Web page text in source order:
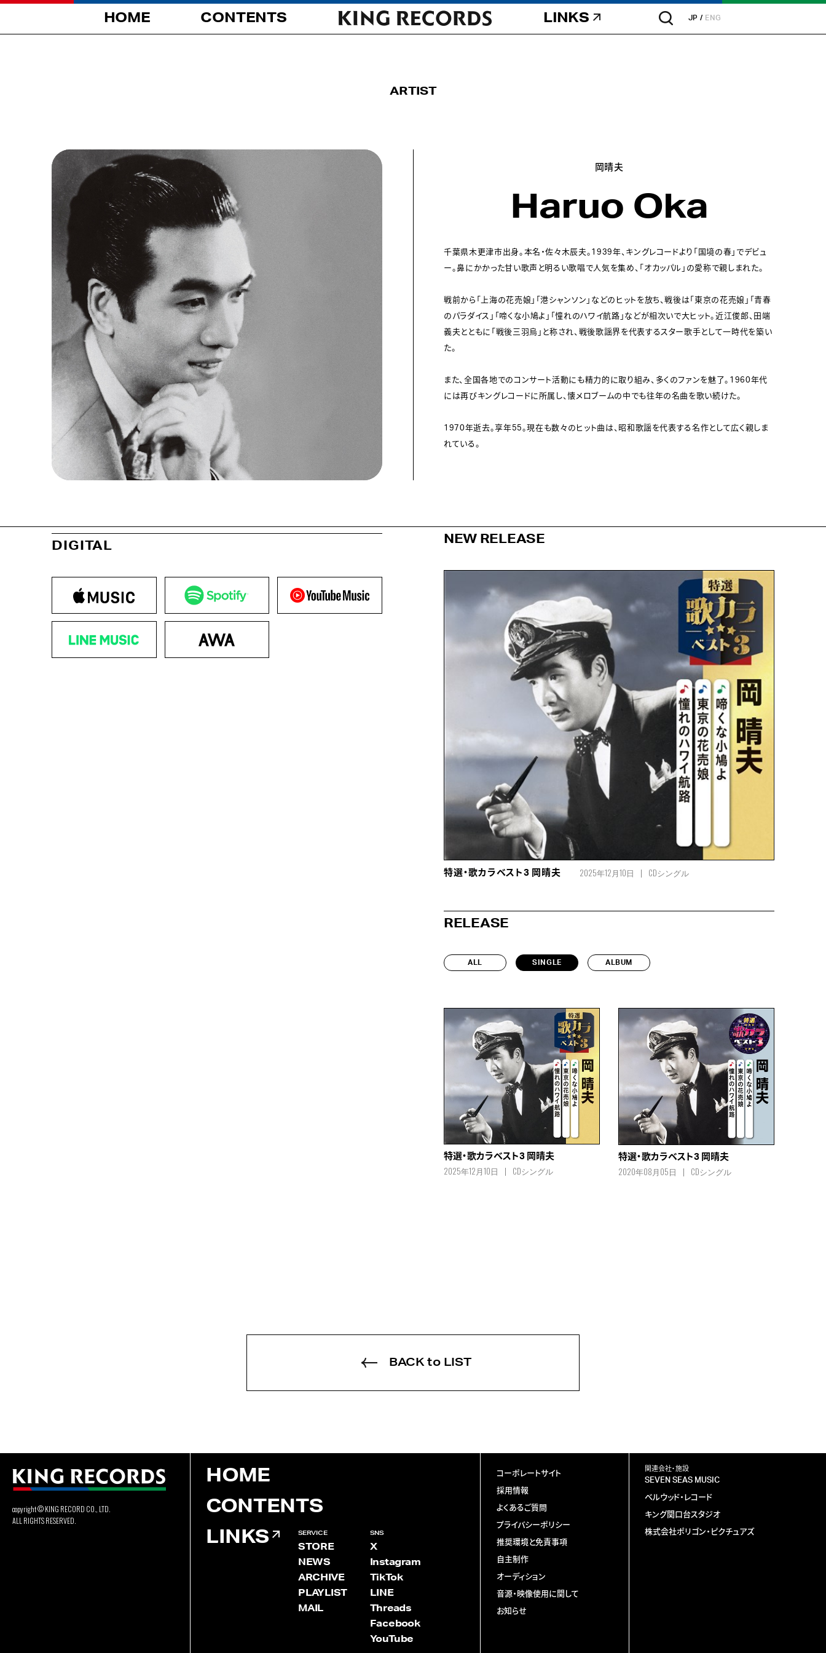
HOME CONTENTS LINKS JP ENG
ARTIST
岡晴夫
Haruo Oka
千葉県木更津市出身。本名・佐々木辰夫。1939年、キングレコードより「国境の春」でデビュ
ー。鼻にかかった甘い歌声と明るい歌唱で人気を集め、「オカッパル」の愛称で親しまれた。
戦前から「上海の花売娘」「港シャンソン」などのヒットを放ち、戦後は「東京の花売娘」「青春
のパラダイス」「啼くな小鳩よ」「憧れのハワイ航路」などが相次いで大ヒット。近江俊郎、田端
義夫とともに「戦後三羽烏」と称され、戦後歌謡界を代表するスター歌手として一時代を築い
た。
また、全国各地でのコンサート活動にも精力的に取り組み、多くのファンを魅了。1960年代
には再びキングレコードに所属し、懐メロブームの中でも往年の名曲を歌い続けた。
1970年逝去。享年55。現在も数々のヒット曲は、昭和歌謡を代表する名作として広く親しま
れている。
DIGITAL
NEW RELEASE
特選・歌カラベスト3 岡晴夫 2025年12月10日 CDシングル
RELEASE
ALL SINGLE ALBUM
特選・歌カラベスト3 岡晴夫
2025年12月10日 CDシングル
特選・歌カラベスト3 岡晴夫
2020年08月05日 CDシングル
BACK to LIST
copyright © KING RECORD CO., LTD.
ALL RIGHTS RESERVED.
HOME
CONTENTS
LINKS
SERVICE
STORE
NEWS
ARCHIVE
PLAYLIST
MAIL
SNS
X
Instagram
TikTok
LINE
Threads
Facebook
YouTube
コーポレートサイト
採用情報
よくあるご質問
プライバシーポリシー
推奨環境と免責事項
自主制作
オーディション
音源・映像使用に関して
お知らせ
関連会社・施設
SEVEN SEAS MUSIC
ベルウッド・レコード
キング関口台スタジオ
株式会社ポリゴン・ピクチュアズ